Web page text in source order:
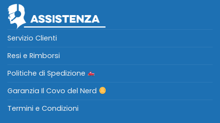
Servizio Clienti
Resi e Rimborsi
Politiche di Spedizione
Garanzia Il Covo del Nerd
Termini e Condizioni